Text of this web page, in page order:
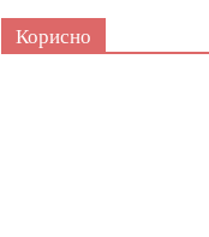
Корисно